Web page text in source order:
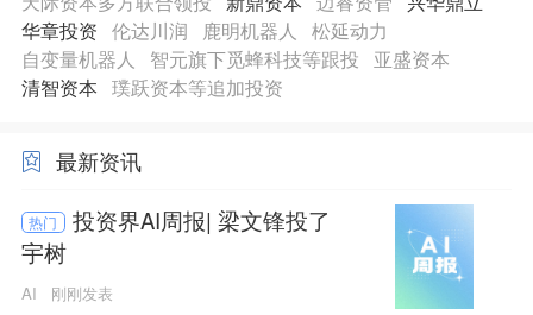
华章投资 伦达川润 鹿明机器人
松延动力
自变量机器人
智元旗下觅蜂科技等跟投
亚盛资本
清智资本 璞跃资本等追加投资
最新资讯
热门
投资界AI周报| 梁文锋投了
宇树
AI 刚刚发表